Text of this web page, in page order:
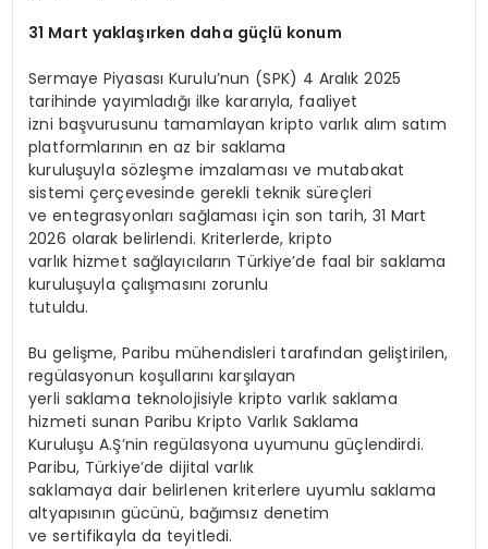
31 Mart yaklaşırken daha güçlü konum
Sermaye Piyasası Kurulu’nun (SPK) 4 Aralık 2025
tarihinde yayımladığı ilke kararıyla, faaliyet
izni başvurusunu tamamlayan kripto varlık alım satım
platformlarının en az bir saklama
kuruluşuyla sözleşme imzalaması ve mutabakat
sistemi çerçevesinde gerekli teknik süreçleri
ve entegrasyonları sağlaması için son tarih, 31 Mart
2026 olarak belirlendi. Kriterlerde, kripto
varlık hizmet sağlayıcıların Türkiye’de faal bir saklama
kuruluşuyla çalışmasını zorunlu
tutuldu.
Bu gelişme, Paribu mühendisleri tarafından geliştirilen,
regülasyonun koşullarını karşılayan
yerli saklama teknolojisiyle kripto varlık saklama
hizmeti sunan Paribu Kripto Varlık Saklama
Kuruluşu A.Ş’nin regülasyona uyumunu güçlendirdi.
Paribu, Türkiye’de dijital varlık
saklamaya dair belirlenen kriterlere uyumlu saklama
altyapısının gücünü, bağımsız denetim
ve sertifikayla da teyitledi.